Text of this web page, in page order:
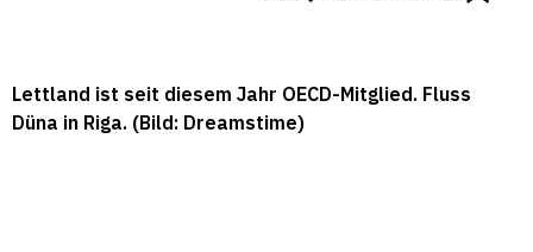
Lettland ist seit diesem Jahr OECD-Mitglied. Fluss
Düna in Riga. (Bild: Dreamstime)